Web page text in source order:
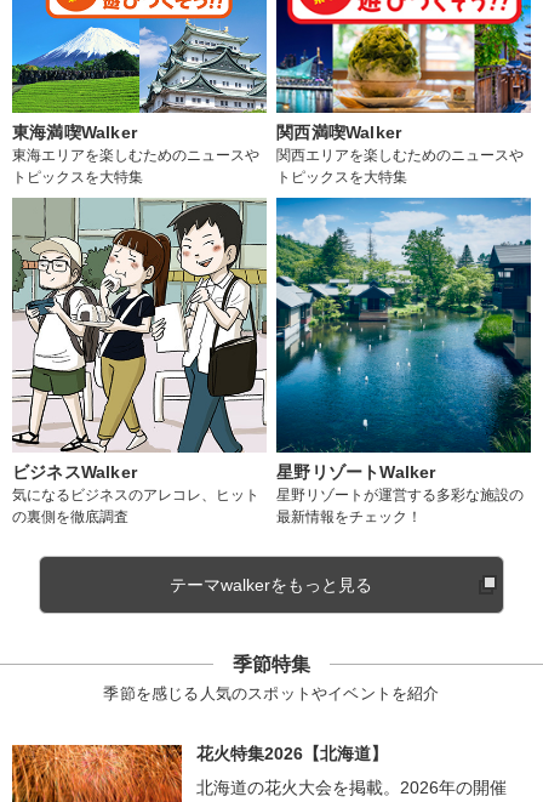
東海満喫Walker
東海エリアを楽しむためのニュースや
トピックスを大特集
関西満喫Walker
関西エリアを楽しむためのニュースや
トピックスを大特集
ビジネスWalker
気になるビジネスのアレコレ、ヒット
の裏側を徹底調査
星野リゾートWalker
星野リゾートが運営する多彩な施設の
最新情報をチェック！
テーマwalkerをもっと見る
季節特集
季節を感じる人気のスポットやイベントを紹介
花火特集2026【北海道】
北海道の花火大会を掲載。2026年の開催